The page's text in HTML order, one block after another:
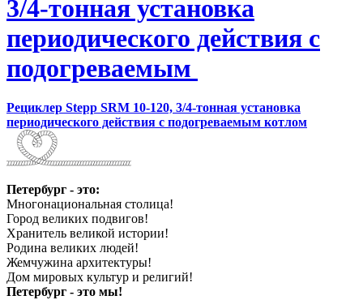
3/4-тонная установка
периодического действия с
подогреваемым
Рециклер Stepp SRM 10-120, 3/4-тонная установка
периодического действия с подогреваемым котлом
Петербург - это:
Многонациональная столица!
Город великих подвигов!
Хранитель великой истории!
Родина великих людей!
Жемчужина архитектуры!
Дом мировых культур и религий!
Петербург - это мы!